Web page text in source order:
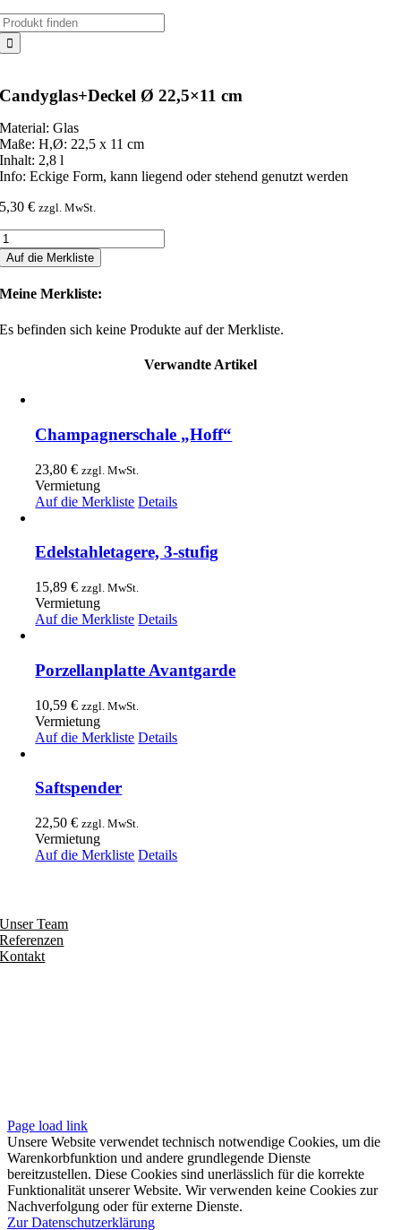
Candyglas+Deckel Ø 22,5×11 cm
Material: Glas
Maße: H,Ø: 22,5 x 11 cm
Inhalt: 2,8 l
Info: Eckige Form, kann liegend oder stehend genutzt werden
5,30€ zzgl. MwSt.
Auf die Merkliste
Meine Merkliste:
Es befinden sich keine Produkte auf der Merkliste.
Verwandte Artikel
Champagnerschale „Hoff“
23,80€ zzgl. MwSt.
Vermietung
Auf die Merkliste Details
Edelstahletagere, 3-stufig
15,89€ zzgl. MwSt.
Vermietung
Auf die Merkliste Details
Porzellanplatte Avantgarde
10,59€ zzgl. MwSt.
Vermietung
Auf die Merkliste Details
Saftspender
22,50€ zzgl. MwSt.
Vermietung
Auf die Merkliste Details
Unser Team
Referenzen
Kontakt
Page load link
Unsere Website verwendet technisch notwendige Cookies, um die
Warenkorbfunktion und andere grundlegende Dienste
bereitzustellen. Diese Cookies sind unerlässlich für die korrekte
Funktionalität unserer Website. Wir verwenden keine Cookies zur
Nachverfolgung oder für externe Dienste.
Zur Datenschutzerklärung